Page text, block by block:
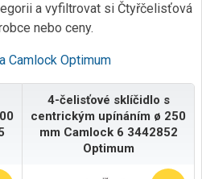
a vyfiltrovat si Čtyřčelisťová
nebo ceny.
Camlock Optimum
4-čelisťové sklíčidlo s
centrickým upínáním ø 250
mm Camlock 6 3442852
Optimum